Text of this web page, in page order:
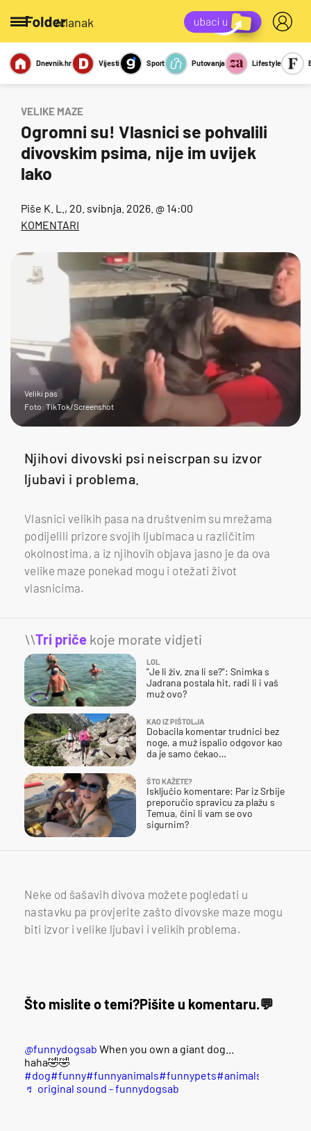
/članak
Miks Kviz
Report
Sexy
Dnevnik.hr Vijesti Sport Putovanja Lifestyle
VELIKE MAZE
Ogromni su! Vlasnici se pohvalili
divovskim psima, nije im uvijek
lako
Piše K. L. , 20. svibnja. 2026. @ 14:00
KOMENTARI
Veliki pas
Foto: TikTok/Screenshot
Njihovi divovski psi neiscrpan su izvor
ljubavi i problema.
Vlasnici velikih pasa na društvenim su mrežama
podijelili prizore svojih ljubimaca u različitim
okolnostima, a iz njihovih objava jasno je da ova
velike maze ponekad mogu i otežati život
vlasnicima.
\\Tri priče koje morate vidjeti
LOL
"Je li živ, zna li se?": Snimka s
Jadrana postala hit, radi li i vaš
muž ovo?
KAO IZ PIŠTOLJA
Dobacila komentar trudnici bez
noge, a muž ispalio odgovor kao
da je samo čekao…
ŠTO KAŽETE?
Isključio komentare: Par iz Srbije
preporučio spravicu za plažu s
Temua, čini li vam se ovo
sigurnim?
Neke od šašavih divova možete pogledati u
nastavku pa provjerite zašto divovske maze mogu
biti izvor i velike ljubavi i velikih problema.
Što mislite o temi?Pišite u komentaru.
@funnydogsab When you own a giant dog...
haha🤣🤣
#dog#funny#funnyanimals#funnypets#animals
♬ original sound - funnydogsab